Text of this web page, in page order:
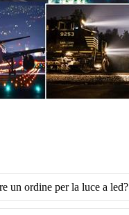
un ordine per la luce a led?